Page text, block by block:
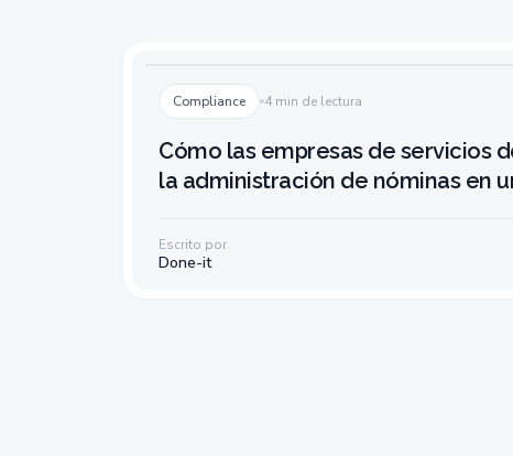
Compliance 4 min de lectura
Cómo las empresas de servicios
la administración de nóminas en
Escrito por
Done-it